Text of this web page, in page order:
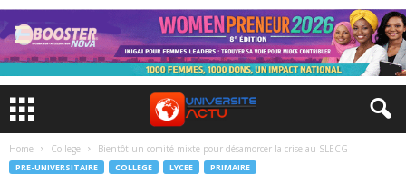
Home College Bientôt un comité mixte pour désamorcer la crise au SLECG
PRE-UNIVERSITAIRE COLLEGE LYCEE PRIMAIRE